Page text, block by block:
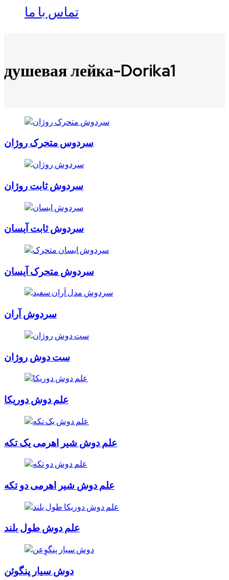
تماس با ما
душевая лейка-Dorika1
سردوس متحرک روژان
سردوش ثابت روژان
سردوش ثابت آیسان
سردوش متحرک آیسان
سردوش آران
ست دوش روژان
علم دوش دوریکا
علم دوش شیر اهرمی یک تکه
علم دوش شیر اهرمی دو تکه
علم دوش طول بلند
دوش سیار پنگوئن